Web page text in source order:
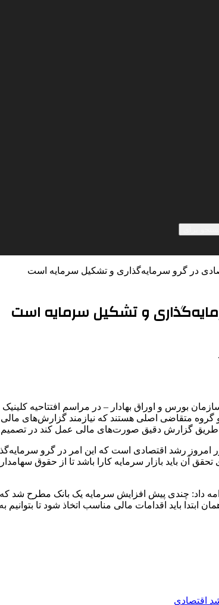
در گرو سرمایه‌گذاری و تشکیل سرمایه است
و تشکیل سرمایه است
بورس و اوراق بهادار – در مراسم افتتاحیه
دو گروه متقاضی اصلی هستند که نیازمند گزارش‌های
طریق گزارش دقیق صورت‌های مالی عمل کند در تصمیم
امروز رشد اقتصادی است که این امر در گرو
آن باید بازار سرمایه کارا باشد تا از حقوق
داد: چندی پیش افزایش سرمایه یک بانک مطرح
همان ابتدا باید اقدامات مالی مناسب اتخاذ شود تا
اقتصادي